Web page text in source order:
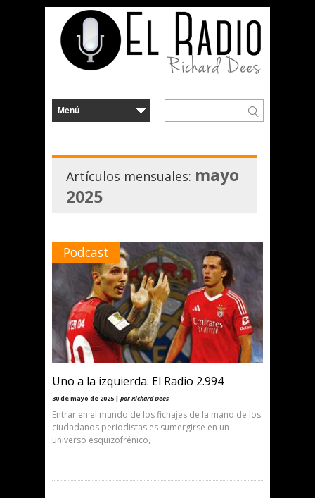
Artículos mensuales: mayo
2025
Podcast
Uno a la izquierda. El Radio 2.994
30 de mayo de 2025 | por Richard Dees
Entrar en el mundo de los fichajes de la mano de los
ciudadanos periodistas es sumergirse en un
universo esquizofrénico,